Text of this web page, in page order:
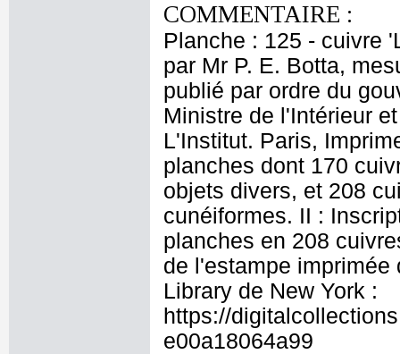
COMMENTAIRE :
Planche : 125 - cuivre
par Mr P. E. Botta,
publié par ordre du
Ministre de l'Intérieur
L'Institut. Paris,
planches dont 170
objets divers, et 208
cunéiformes. II :
planches en 208
de l'estampe
Library de New York :
https://
e00a18064a99